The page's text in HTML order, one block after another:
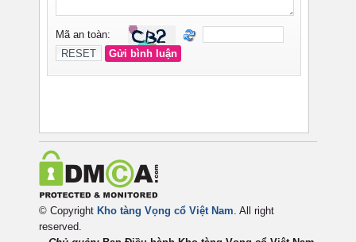
© Copyright Kho tàng Vọng cổ Việt Nam. All right
reserved.